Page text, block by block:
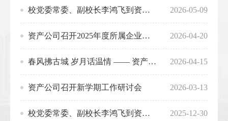
校党委常委、副校长李鸿飞到资产公司调研指导工作 2026-05-09
资产公司召开2025年度所属企业经营绩效目标考核会议 2026-04-20
春风拂古城 岁月话温情 —— 资产公司工会组织退休职工2026年春游活动 2026-04-15
资产公司召开新学期工作研讨会 2026-03-13
校党委常委、副校长李鸿飞到资产公司调研指导工作 2025-12-30